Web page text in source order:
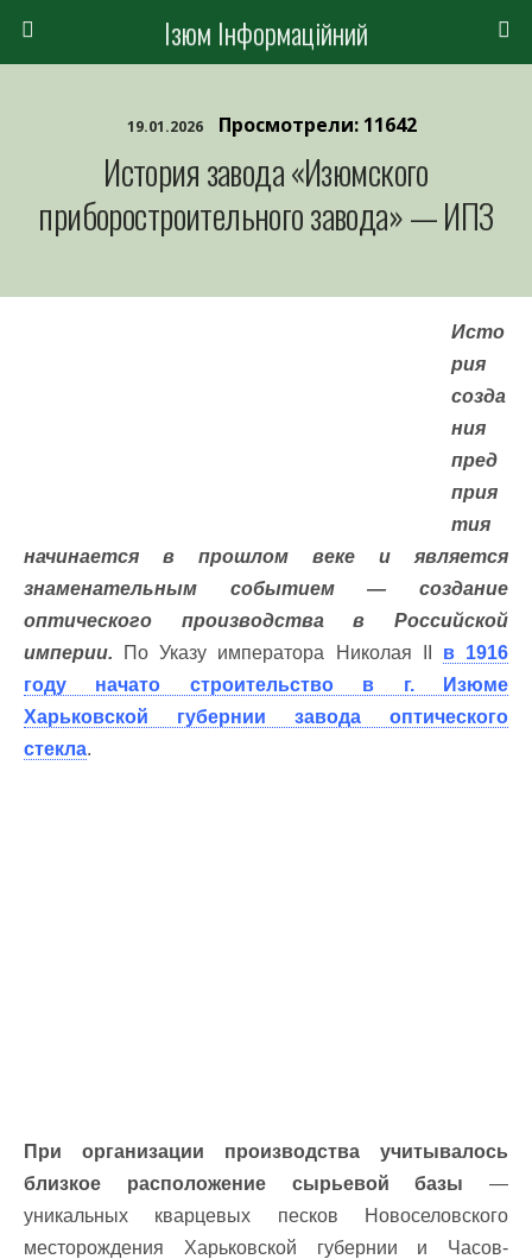
Ізюм Інформаційний
19.01.2026 Просмотрели: 11642
История завода «Изюмского
приборостроительного завода» — ИПЗ
Исто
рия
созда
ния
пред
прия
тия
начинается в прошлом веке и является
знаменательным событием — создание
оптического производства в Российской
империи. По Указу императора Николая II в 1916
году начато строительство в г. Изюме
Харьковской губернии завода оптического
стекла.
При организации производства учитывалось
близкое расположение сырьевой базы —
уникальных кварцевых песков Новоселовского
месторождения Харьковской губернии и Часов-